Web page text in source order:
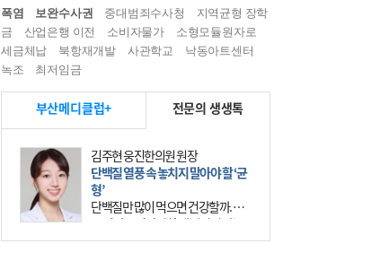
폭염 보완수사권 중대범죄수사청
지역균형 장학
금
산업은행 이전 소비자물가
소형모듈원자로
세금체납
북항재개발 사관학교
낙동아트센터
녹조
최저임금
부산메디클럽+ 전문의 생생톡
김주현 웅진한의원 원장
단백질 열풍 속 놓치지 말아야 할 ‘균
형’
단백질만 많이 먹으면 건강할까. 요
즘 건강을 이야기할 때 빠지지 않는
키워드가 단백질이다. 헬스장을 다니